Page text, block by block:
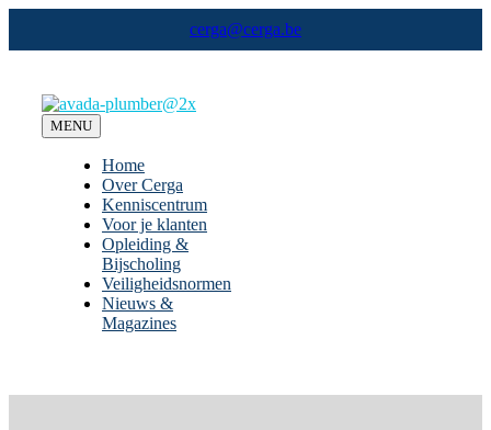
inhoud
cerga@cerga.be
MENU
Home
Over Cerga
Kenniscentrum
Voor je klanten
Opleiding &
Bijscholing
Veiligheidsnormen
Nieuws &
Magazines